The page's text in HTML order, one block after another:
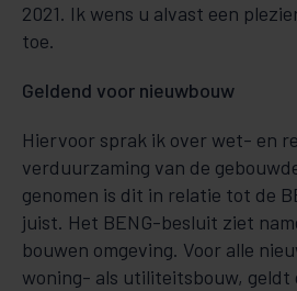
2021. Ik wens u alvast een
toe.
Geldend voor nieuwbouw
Hiervoor sprak ik over wet- en
verduurzaming van de
ge­no­men is dit in relatie tot de
juist. Het BENG-besluit ziet
bouwen omgeving. Voor alle
woning- als utiliteitsbouw,